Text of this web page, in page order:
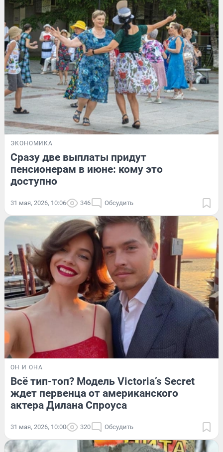
ЭКОНОМИКА
Сразу две выплаты придут
пенсионерам в июне: кому это
доступно
31 мая, 2026, 10:06 346 Обсудить
ОН И ОНА
Всё тип-топ? Модель Victoria’s Secret
ждет первенца от американского
актера Дилана Спроуса
31 мая, 2026, 10:00 320 Обсудить